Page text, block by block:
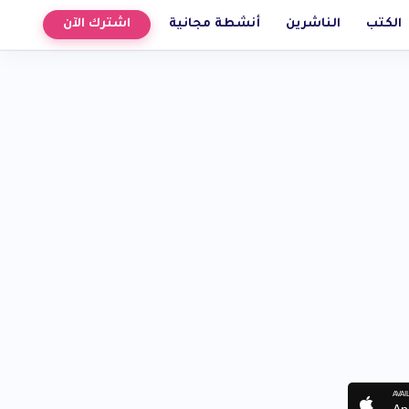
الكتب الناشرين أنشطة مجانية اشترك الآن